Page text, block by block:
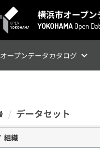
オープンデータカタログ
データセット
組織